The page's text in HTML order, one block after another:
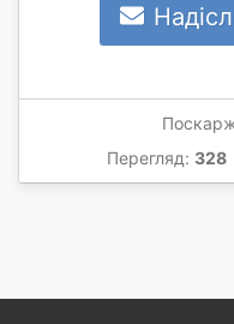
Перегляд: 328